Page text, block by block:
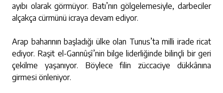
ayıbı olarak görmüyor. Batı’nın gölgelemesiyle, darbeciler
alçakça cürmünü icraya devam ediyor.
Arap baharının başladığı ülke olan Tunus’ta milli irade ricat
ediyor. Raşit el-Gannûşî’nin bilge liderliğinde bilinçli bir geri
çekilme yaşanıyor. Böylece filin züccaciye dükkânına
girmesi önleniyor.